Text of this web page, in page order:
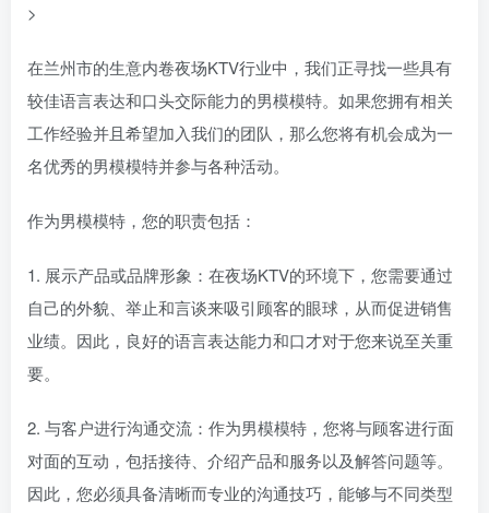
>
在兰州市的生意内卷夜场KTV行业中，我们正寻找一些具有
较佳语言表达和口头交际能力的男模模特。如果您拥有相关
工作经验并且希望加入我们的团队，那么您将有机会成为一
名优秀的男模模特并参与各种活动。
作为男模模特，您的职责包括：
1. 展示产品或品牌形象：在夜场KTV的环境下，您需要通过
自己的外貌、举止和言谈来吸引顾客的眼球，从而促进销售
业绩。因此，良好的语言表达能力和口才对于您来说至关重
要。
2. 与客户进行沟通交流：作为男模模特，您将与顾客进行面
对面的互动，包括接待、介绍产品和服务以及解答问题等。
因此，您必须具备清晰而专业的沟通技巧，能够与不同类型